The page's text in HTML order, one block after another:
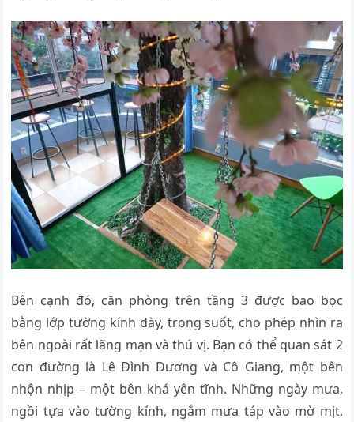
Bên cạnh đó, căn phòng trên tầng 3 được bao bọc
bằng lớp tường kính dày, trong suốt, cho phép nhìn ra
bên ngoài rất lãng mạn và thú vị. Bạn có thể quan sát 2
con đường là Lê Đình Dương và Cô Giang, một bên
nhộn nhịp – một bên khá yên tĩnh. Những ngày mưa,
ngồi tựa vào tường kính, ngắm mưa táp vào mờ mịt,